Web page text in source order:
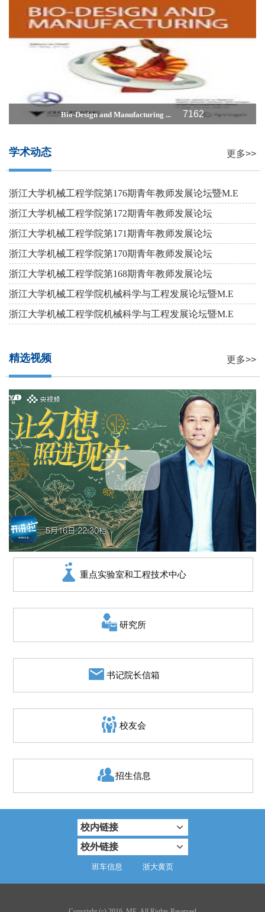
Bio-Design and Manufacturing ... 7162
学术动态 更多>>
浙江大学机械工程学院第176期青年教师发展论坛暨M.E
Global Semi...
浙江大学机械工程学院第172期青年教师发展论坛
浙江大学机械工程学院第171期青年教师发展论坛
浙江大学机械工程学院第170期青年教师发展论坛
浙江大学机械工程学院第168期青年教师发展论坛
浙江大学机械工程学院机械科学与工程发展论坛暨M.E
Global Semin...
浙江大学机械工程学院机械科学与工程发展论坛暨M.E
精选视频 更多>>
重点实验室和工程技术中心
研究所
书记院长信箱
校友会
招生信息
校内链接
校外链接
班车信息 浙大黄页